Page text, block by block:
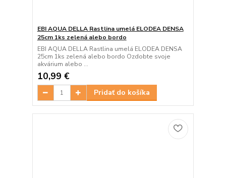
EBI AQUA DELLA Rastlina umelá ELODEA DENSA
25cm 1ks zelená alebo bordo
EBI AQUA DELLA Rastlina umelá ELODEA DENSA
25cm 1ks zelená alebo bordo Ozdobte svoje
akvárium alebo ...
10,99 €
Pridať do košíka